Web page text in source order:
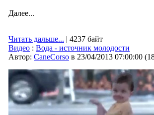
Далее...
Читать дальше... | 4237 байт
Видео : Вода - источник молодости
Автор: CaneCorso в 23/04/2013 07:00:00 (